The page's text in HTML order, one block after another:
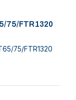
75/FTR1320
75/FTR1320